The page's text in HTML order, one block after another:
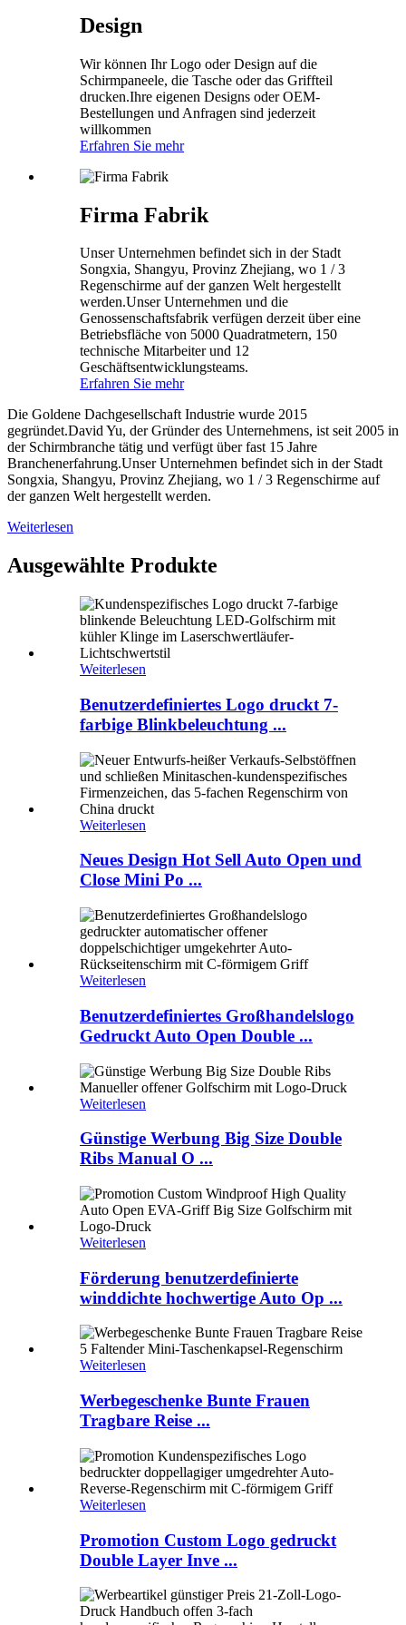
Design
Wir können Ihr Logo oder Design auf die
Schirmpaneele, die Tasche oder das Griffteil
drucken.Ihre eigenen Designs oder OEM-
Bestellungen und Anfragen sind jederzeit
willkommen
Erfahren Sie mehr
Firma Fabrik
Unser Unternehmen befindet sich in der Stadt
Songxia, Shangyu, Provinz Zhejiang, wo 1 / 3
Regenschirme auf der ganzen Welt hergestellt
werden.Unser Unternehmen und die
Genossenschaftsfabrik verfügen derzeit über eine
Betriebsfläche von 5000 Quadratmetern, 150
technische Mitarbeiter und 12
Geschäftsentwicklungsteams.
Erfahren Sie mehr
Die Goldene Dachgesellschaft Industrie wurde 2015
gegründet.David Yu, der Gründer des Unternehmens, ist seit 2005 in
der Schirmbranche tätig und verfügt über fast 15 Jahre
Branchenerfahrung.Unser Unternehmen befindet sich in der Stadt
Songxia, Shangyu, Provinz Zhejiang, wo 1 / 3 Regenschirme auf
der ganzen Welt hergestellt werden.
Weiterlesen
Ausgewählte Produkte
Weiterlesen
Benutzerdefiniertes Logo druckt 7-
farbige Blinkbeleuchtung ...
Weiterlesen
Neues Design Hot Sell Auto Open und
Close Mini Po ...
Weiterlesen
Benutzerdefiniertes Großhandelslogo
Gedruckt Auto Open Double ...
Weiterlesen
Günstige Werbung Big Size Double
Ribs Manual O ...
Weiterlesen
Förderung benutzerdefinierte
winddichte hochwertige Auto Op ...
Weiterlesen
Werbegeschenke Bunte Frauen
Tragbare Reise ...
Weiterlesen
Promotion Custom Logo gedruckt
Double Layer Inve ...